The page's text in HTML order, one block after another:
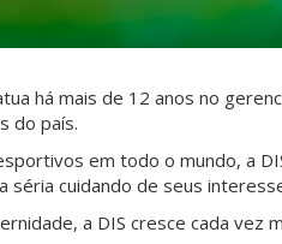
há mais de 12 anos no
do país.
em todo o mundo, a
séria cuidando de seus
a DIS cresce cada vez